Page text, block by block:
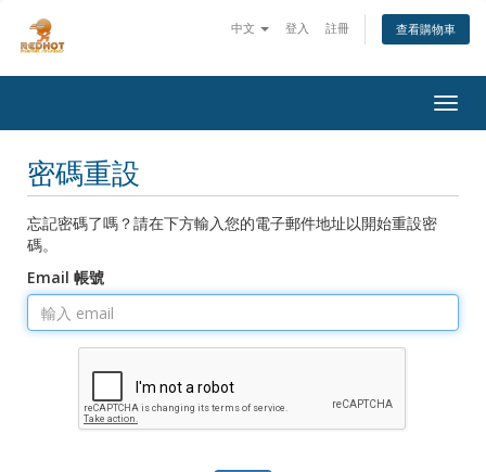
中文 登入 註冊 查看購物車
密碼重設
忘記密碼了嗎？請在下方輸入您的電子郵件地址以開始重設密
碼。
Email 帳號